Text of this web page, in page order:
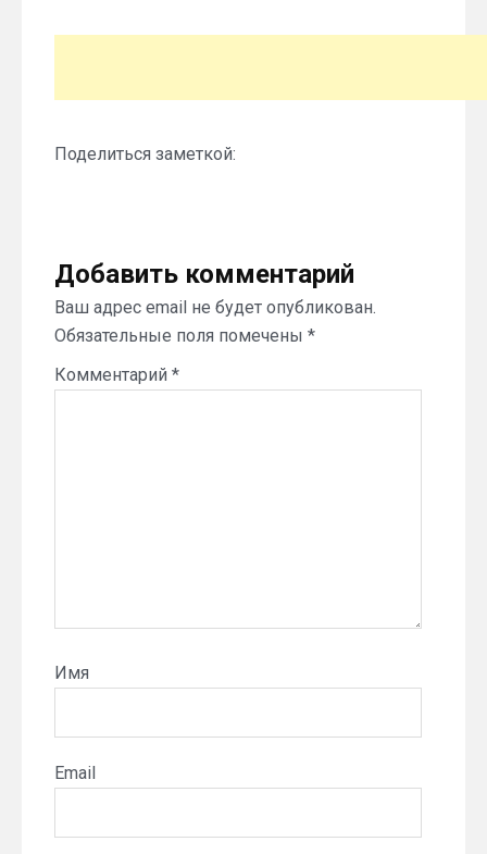
Поделиться заметкой:
Добавить комментарий
Ваш адрес email не будет опубликован.
Обязательные поля помечены *
Комментарий *
Имя
Email